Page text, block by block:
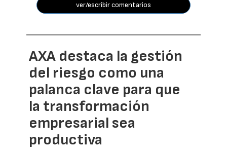
ver/escribir comentarios
AXA destaca la gestión
del riesgo como una
palanca clave para que
la transformación
empresarial sea
productiva